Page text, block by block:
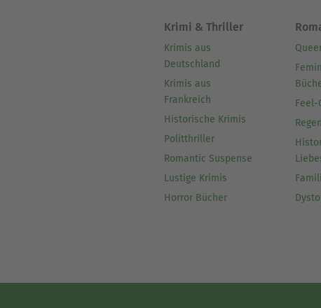
Krimi & Thriller
Krimis aus
Deutschland
Krimis aus
Frankreich
Historische Krimis
Politthriller
Romantic Suspense
Lustige Krimis
Horror Bücher
Feel-